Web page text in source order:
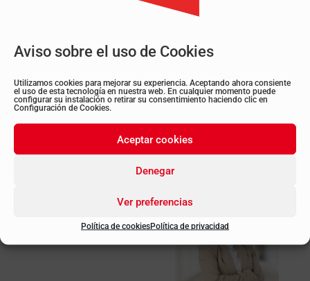
Aviso sobre el uso de Cookies
Utilizamos cookies para mejorar su experiencia. Aceptando ahora consiente
el uso de esta tecnología en nuestra web. En cualquier momento puede
configurar su instalación o retirar su consentimiento haciendo clic en
Configuración de Cookies.
Aceptar cookies
Denegar
Ver preferencias
Política de cookiesPolítica de privacidad
de formación que ha subvencionado la
Se debe volver al mercado para encontrar
(procesos de selección).
En Despachos BK ETL GLOBAL te ayudamos a
diseñar e implementar una política retributiva,
desarrollo de los objetivos de su organización.